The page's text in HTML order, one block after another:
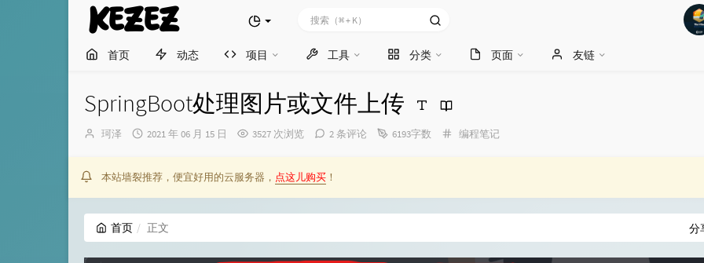
KEZEZ
首页 动态 项目 工具 分类 页面 友链
SpringBoot处理图片或文件上传
博
珂泽
发
间：
2021 年 06 月 15 日 3527 次浏览 2 条评论 6193字数
分
编程笔记
本站墙裂推荐，便宜好用的云服务器， 点这儿购买 ！
首页 正文 分